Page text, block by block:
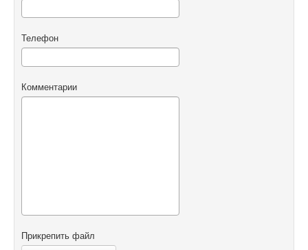
Телефон
Комментарии
Прикрепить файл